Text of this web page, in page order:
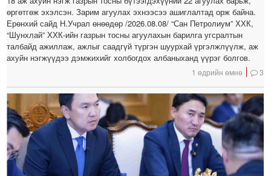
өргөтгөж эхэлсэн. Зарим агуулах эхнээсээ ашиглалтад орж байна.
Ерөнхий сайд Н.Учрал өнөөдөр /2026.08.08/ “Сан Петролиум” ХХК,
“Шунхлай” ХХК-ийн газрын тосны агуулахын барилга угсралтын
талбайд ажиллаж, ажлыг саадгүй түргэн шуурхай үргэлжлүүлж, аж
ахуйн нэгжүүдээ дэмжихийг холбогдох албаныханд үүрэг болгов.
1 өдрийн өмнө 3